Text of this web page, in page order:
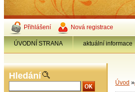
Přihlášení Nová registrace
ÚVODNÍ STRANA aktuální informace
Hledání
Úvod »